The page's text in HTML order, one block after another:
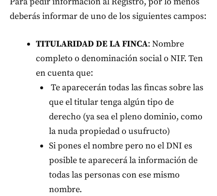
deberás informar de uno de los siguientes campos:
TITULARIDAD DE LA FINCA: Nombre
completo o denominación social o NIF. Ten
en cuenta que:
Te aparecerán todas las fincas sobre las
que el titular tenga algún tipo de
derecho (ya sea el pleno dominio, como
la nuda propiedad o usufructo)
Si pones el nombre pero no el DNI es
posible te aparecerá la información de
todas las personas con ese mismo
nombre.